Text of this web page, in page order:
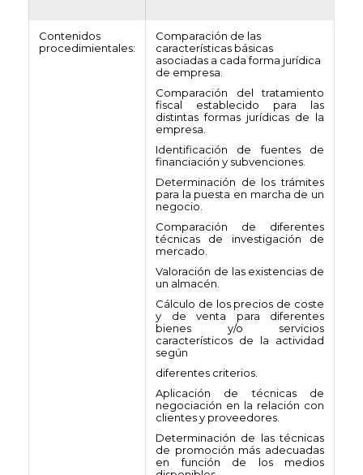
Contenidos
procedimientales:
Comparación de las
características básicas
asociadas a cada forma jurídica
de empresa.
Comparación del tratamiento
fiscal establecido para las
distintas formas jurídicas de la
empresa.
Identificación de fuentes de
financiación y subvenciones.
Determinación de los trámites
para la puesta en marcha de un
negocio.
Comparación de diferentes
técnicas de investigación de
mercado.
Valoración de las existencias de
un almacén.
Cálculo de los precios de coste
y de venta para diferentes
bienes y/o servicios
característicos de la actividad
según
diferentes criterios.
Aplicación de técnicas de
negociación en la relación con
clientes y proveedores.
Determinación de las técnicas
de promoción más adecuadas
en función de los medios